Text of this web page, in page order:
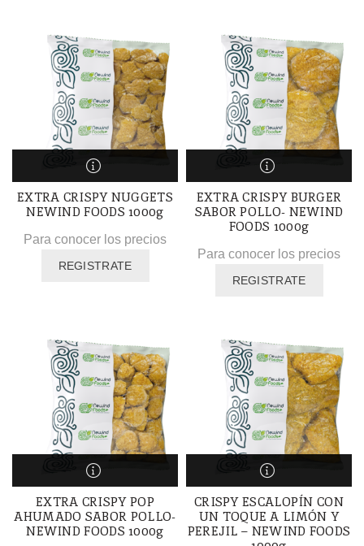
EXTRA CRISPY NUGGETS
NEWIND FOODS 1000g
Para conocer los precios
REGISTRATE
EXTRA CRISPY BURGER
SABOR POLLO- NEWIND
FOODS 1000g
Para conocer los precios
REGISTRATE
EXTRA CRISPY POP
AHUMADO SABOR POLLO-
NEWIND FOODS 1000g
CRISPY ESCALOPÍN CON
UN TOQUE A LIMÓN Y
PEREJIL – NEWIND FOODS